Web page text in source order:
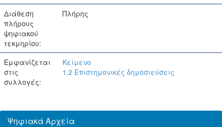
Διάθεση
πλήρους
ψηφιακού
τεκμηρίου:
Πλήρης
Εμφανίζεται
στις
συλλογές:
Κείμενο
1.2 Επιστημονικές δημοσιεύσεις
Ψηφιακά Αρχεία